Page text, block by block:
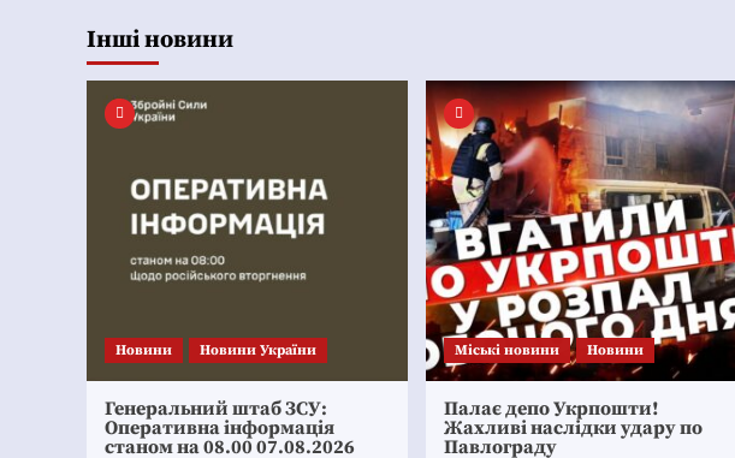
Інші новини
Новини Новини України
Генеральний штаб ЗСУ:
Оперативна інформація
станом на 08.00 07.08.2026
Mіські новини Новини
Палає депо Укрпошти!
Жахливі наслідки удару по
Павлограду